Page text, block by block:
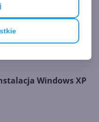
poprzednich
Windows do
XP
Windows XP